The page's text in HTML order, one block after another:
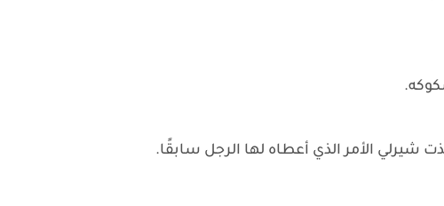
الأمر الذي أعطاه لها الرجل سابقًا.